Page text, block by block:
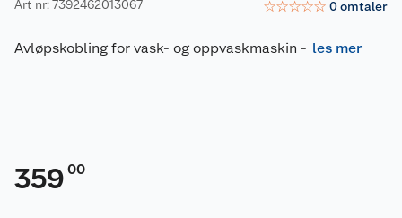
Art nr: 7392462013067 ☆☆☆☆☆ 0omtaler
Avløpskobling for vask- og oppvaskmaskin - les mer
359 00